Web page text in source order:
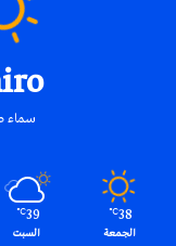
سماء
38
℃
الجمعة
39
℃
السبت